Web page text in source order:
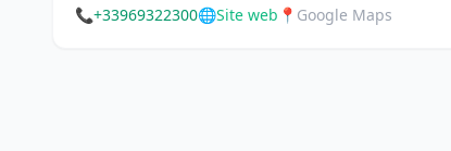
📞+33969322300🌐Site web 📍 Google Maps